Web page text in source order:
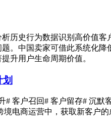
历史行为数据识别高价值
。中国卖家可借此系统化
升用户生命周期价值。
# 客户召回# 客户留存# 沉默
境电商运营中，获取新客户